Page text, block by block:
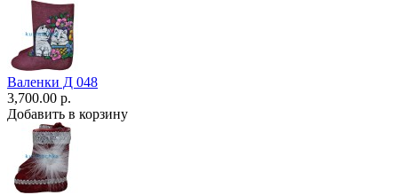
Валенки Д 048
3,700.00 р.
Добавить в корзину